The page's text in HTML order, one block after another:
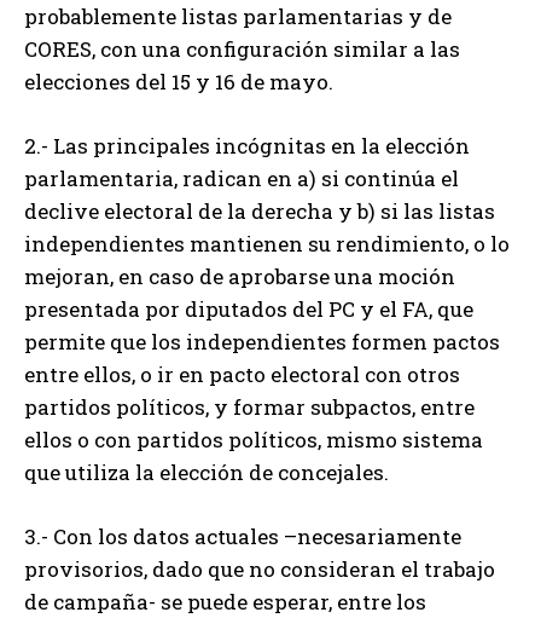
probablemente listas parlamentarias y de
CORES, con una configuración similar a las
elecciones del 15 y 16 de mayo.
2.- Las principales incógnitas en la elección
parlamentaria, radican en a) si continúa el
declive electoral de la derecha y b) si las listas
independientes mantienen su rendimiento, o lo
mejoran, en caso de aprobarse una moción
presentada por diputados del PC y el FA, que
permite que los independientes formen pactos
entre ellos, o ir en pacto electoral con otros
partidos políticos, y formar subpactos, entre
ellos o con partidos políticos, mismo sistema
que utiliza la elección de concejales.
3.- Con los datos actuales –necesariamente
provisorios, dado que no consideran el trabajo
de campaña- se puede esperar, entre los